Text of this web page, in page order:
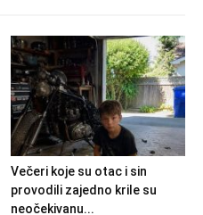
Večeri koje su otac i sin
provodili zajedno krile su
neočekivanu...